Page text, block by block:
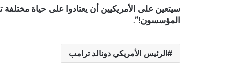
سيتعين على الأمريكيين أن يعتادوا على حياة مختلفة
المؤسسون!”.
الرئيس الأمريكي دونالد ترامب